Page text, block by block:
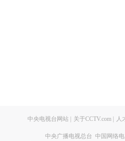
中央电视台网站 关于CCTV.com 人
中央广播电视总台 中国网络